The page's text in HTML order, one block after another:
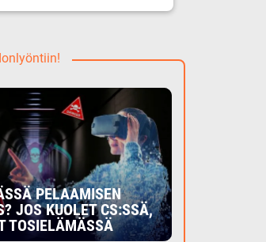
PELAAMISEN
JOS KUOLET CS:SSÄ,
TOSIELÄMÄSSÄ